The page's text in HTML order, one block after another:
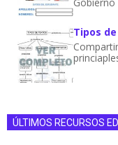
Tipos
ÚLTIMOS RECURSOS